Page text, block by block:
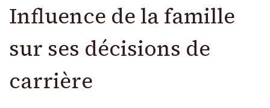
Influence de la famille
sur ses décisions de
carrière